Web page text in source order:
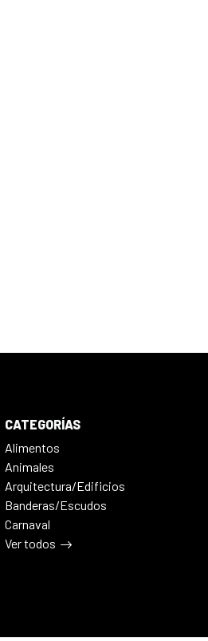
CATEGORÍAS
Alimentos
Animales
Arquitectura/Edificios
Banderas/Escudos
Carnaval
Ver todos